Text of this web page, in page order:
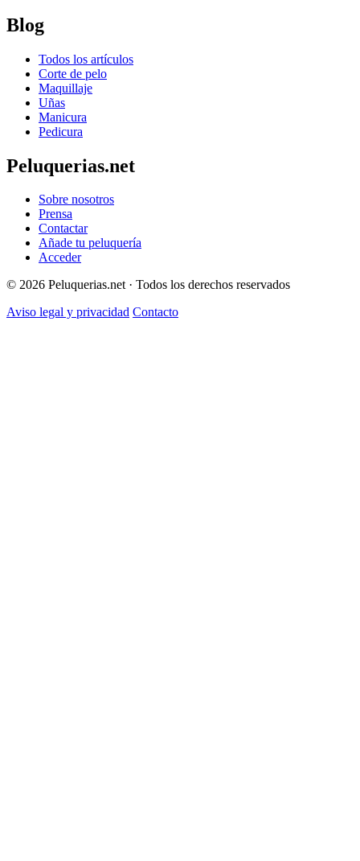
Blog
Todos los artículos
Corte de pelo
Maquillaje
Uñas
Manicura
Pedicura
Peluquerias.net
Sobre nosotros
Prensa
Contactar
Añade tu peluquería
Acceder
© 2026 Peluquerias.net · Todos los derechos reservados
Aviso legal y privacidad Contacto